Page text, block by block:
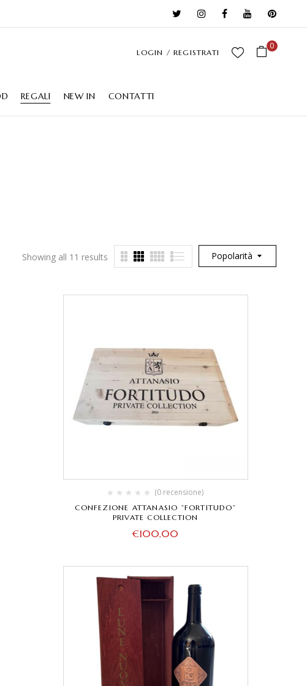
LOGIN / REGISTRATI
0
REGALI NEW IN CONTATTI
Popolarità
Showing all 11 results
(0 recensione)
CONFEZIONE ATTANASIO ”FORTITUDO”
PRIVATE COLLECTION
€100,00